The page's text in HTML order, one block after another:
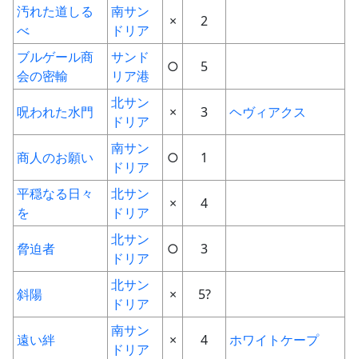
汚れた道しる
べ
南サン
ドリア
× 2
ブルゲール商
会の密輸
サンド
リア港
○ 5
呪われた水門
北サン
ドリア
× 3 ヘヴィアクス
商人のお願い
南サン
ドリア
○ 1
平穏なる日々
を
北サン
ドリア
× 4
脅迫者
北サン
ドリア
○ 3
斜陽
北サン
ドリア
× 5?
遠い絆
南サン
ドリア
× 4 ホワイトケープ